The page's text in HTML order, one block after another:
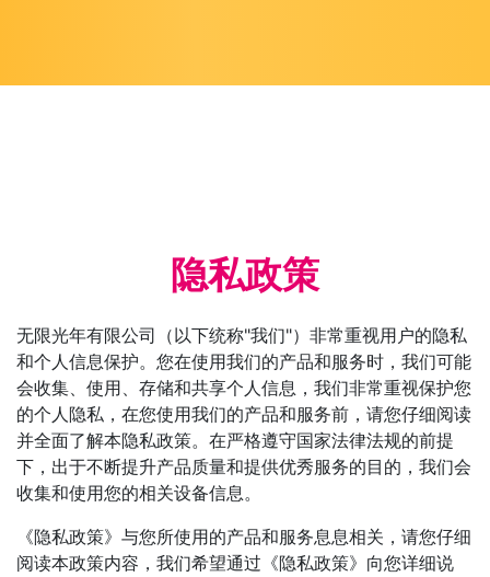
隐私政策
无限光年有限公司（以下统称"我们"）非常重视用户的隐私
和个人信息保护。您在使用我们的产品和服务时，我们可能
会收集、使用、存储和共享个人信息，我们非常重视保护您
的个人隐私，在您使用我们的产品和服务前，请您仔细阅读
并全面了解本隐私政策。在严格遵守国家法律法规的前提
下，出于不断提升产品质量和提供优秀服务的目的，我们会
收集和使用您的相关设备信息。
《隐私政策》与您所使用的产品和服务息息相关，请您仔细
阅读本政策内容，我们希望通过《隐私政策》向您详细说